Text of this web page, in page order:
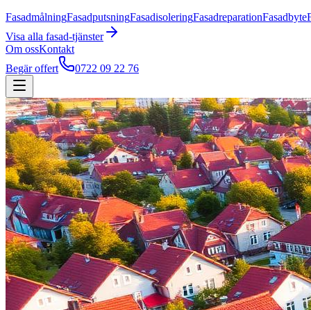
FasadmålningFasadputsningFasadisoleringFasadreparationFasadbyte
Visa alla fasad-tjänster
Om ossKontakt
Begär offert
0722 09 22 76